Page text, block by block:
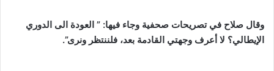
وقال صلاح في تصريحات صحفية وجاء فيها: ” العودة الى الدوري
الإيطالي؟ لا أعرف وجهتي القادمة بعد، فلننتظر ونرى”.